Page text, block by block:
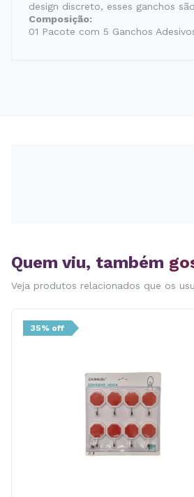
design discreto, esses ganchos
Composição:
01 Pacote com 5 Ganchos
Quem viu, também
Veja produtos relacionados que os
35% off